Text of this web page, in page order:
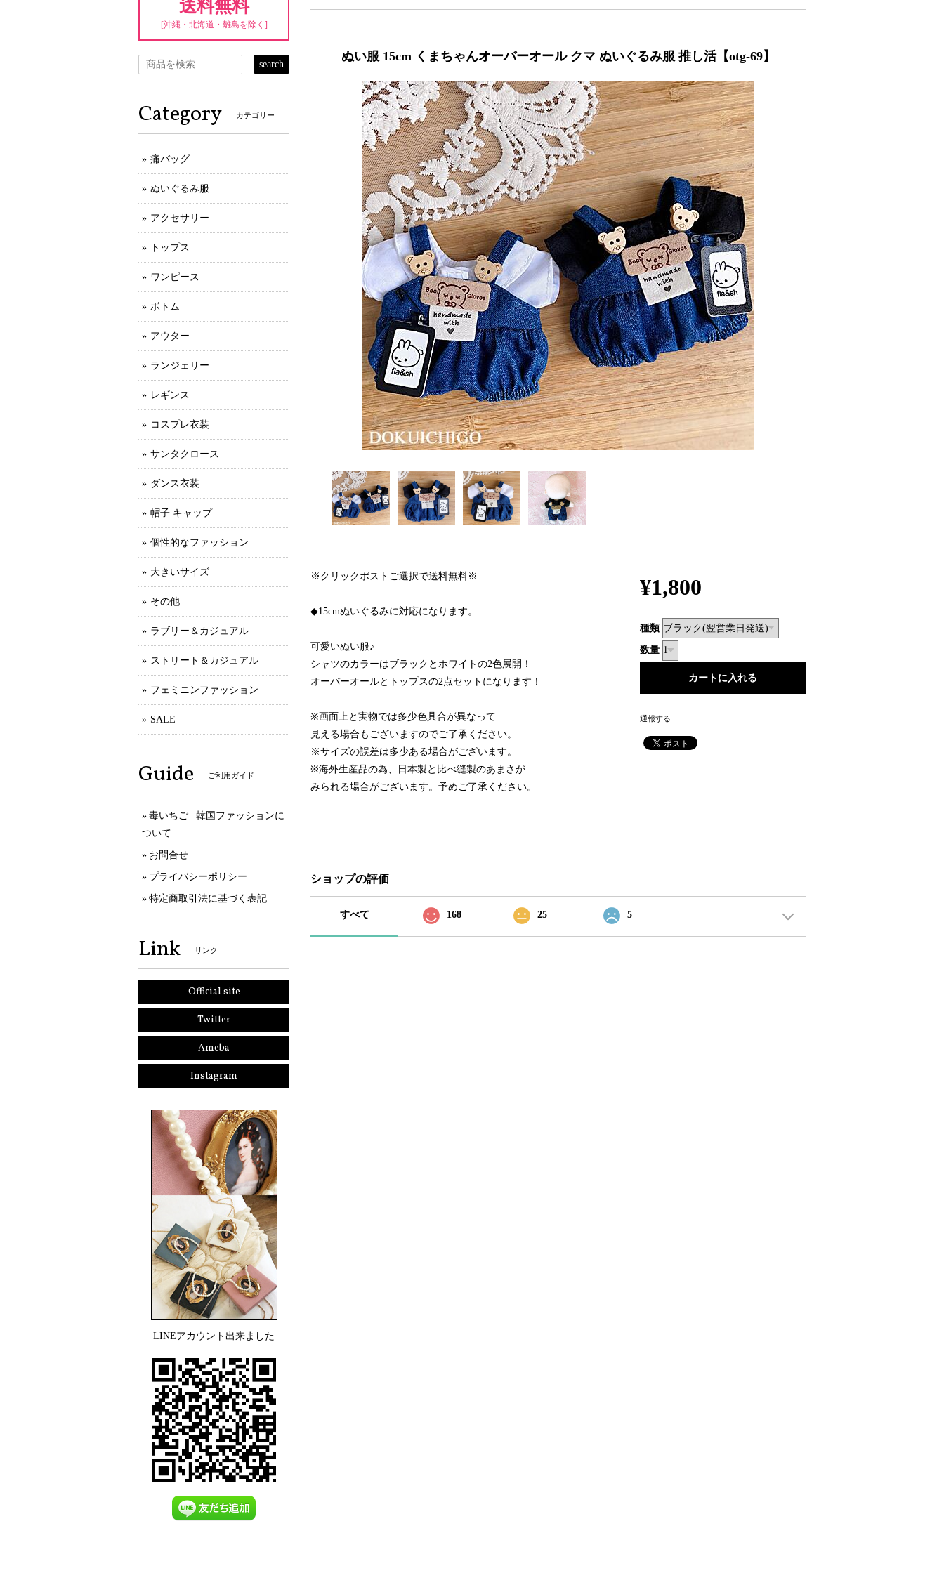
ぬい服 15cm くまちゃんオーバーオール クマ ぬいぐるみ服 推し活【otg-69】
※クリックポストご選択で送料無料※
◆15cmぬいぐるみに対応になります。
可愛いぬい服♪
シャツのカラーはブラックとホワイトの2色展開！
オーバーオールとトップスの2点セットになります！
※画面上と実物では多少色具合が異なって
見える場合もございますのでご了承ください。
※サイズの誤差は多少ある場合がございます。
※海外生産品の為、日本製と比べ縫製のあまさが
みられる場合がございます。予めご了承ください。
¥1,800
種類
数量
通報する
ショップの評価
すべて 168 25 5
送料無料
[沖縄・北海道・離島を除く]
search
Category カテゴリー
痛バッグ
ぬいぐるみ服
アクセサリー
トップス
ワンピース
ボトム
アウター
ランジェリー
レギンス
コスプレ衣装
サンタクロース
ダンス衣装
帽子 キャップ
個性的なファッション
大きいサイズ
その他
ラブリー＆カジュアル
ストリート＆カジュアル
フェミニンファッション
SALE
Guide ご利用ガイド
毒いちご | 韓国ファッションに
ついて
お問合せ
プライバシーポリシー
特定商取引法に基づく表記
Link リンク
Official site
Twitter
Ameba
Instagram
LINEアカウント出来ました